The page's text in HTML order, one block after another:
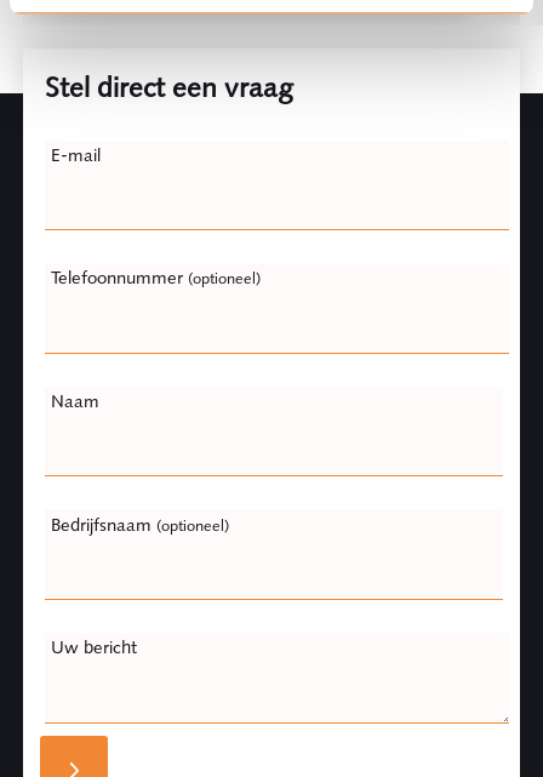
Stel direct een vraag
this
E-mail
Telefoonnummer (optioneel)
Naam
Bedrijfsnaam (optioneel)
Uw bericht